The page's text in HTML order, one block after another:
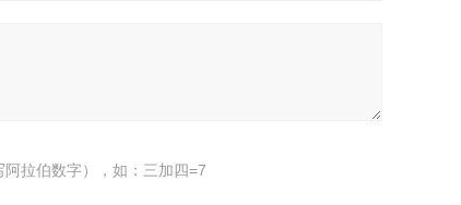
拉伯数字），如：三加四=7